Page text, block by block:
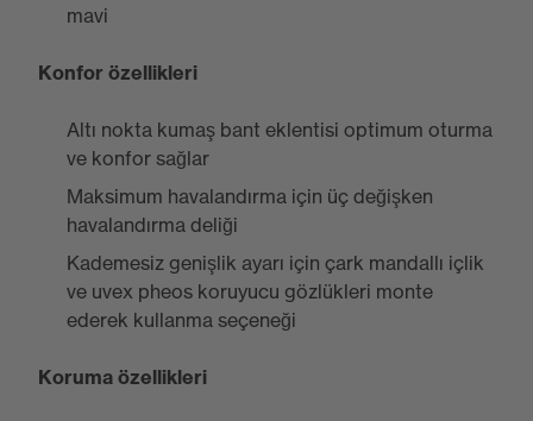
mavi
Konfor özellikleri
Altı nokta kumaş bant eklentisi optimum oturma
ve konfor sağlar
Maksimum havalandırma için üç değişken
havalandırma deliği
Kademesiz genişlik ayarı için çark mandallı içlik
ve uvex pheos koruyucu gözlükleri monte
ederek kullanma seçeneği
Koruma özellikleri